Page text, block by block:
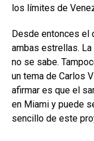
los límites de
Desde entonces el
ambas estrellas.
no se sabe.
un tema de Carlos
afirmar es que el
en Miami y puede
sencillo de este